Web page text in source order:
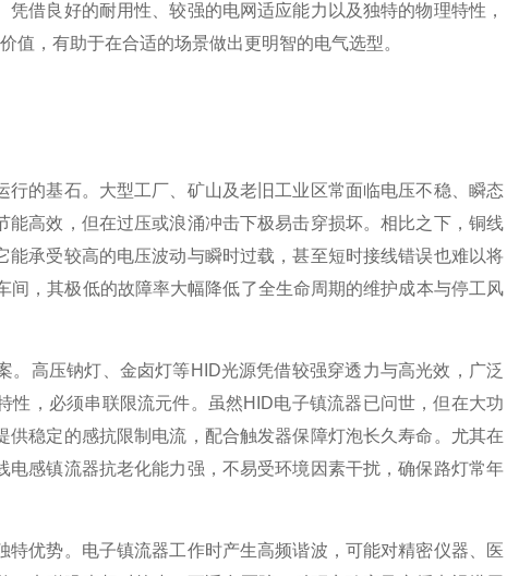
借良好的耐用性、较强的电网适应能力以及独特的物理特性，
值，有助于在合适的场景做出更明智的电气选型。
的基石。大型工厂、矿山及老旧工业区常面临电压不稳、瞬态
高效，但在过压或浪涌冲击下极易击穿损坏。相比之下，铜线
承受较高的电压波动与瞬时过载，甚至短时接线错误也难以将
，其极低的故障率大幅降低了全生命周期的维护成本与停工风
高压钠灯、金卤灯等HID光源凭借较强穿透力与高光效，广泛
，必须串联限流元件。虽然HID电子镇流器已问世，但在大功
稳定的感抗限制电流，配合触发器保障灯泡长久寿命。尤其在
感镇流器抗老化能力强，不易受环境因素干扰，确保路灯常年
优势。电子镇流器工作时产生高频谐波，可能对精密仪器、医